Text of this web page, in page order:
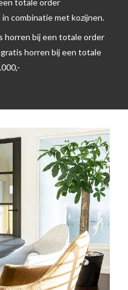
totale order
combinatie met kozijnen.
horren bij een totale order
horren bij een totale